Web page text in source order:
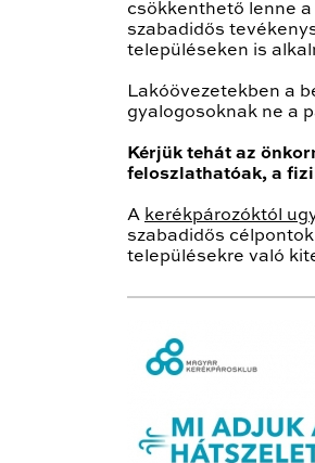
csökkenthető lenne
szabadidős
településeken is
Lakóövezetekben a
gyalogosoknak ne a
Kérjük tehát az
feloszlathatóak, a
A kerékpározóktól
szabadidős
településekre való